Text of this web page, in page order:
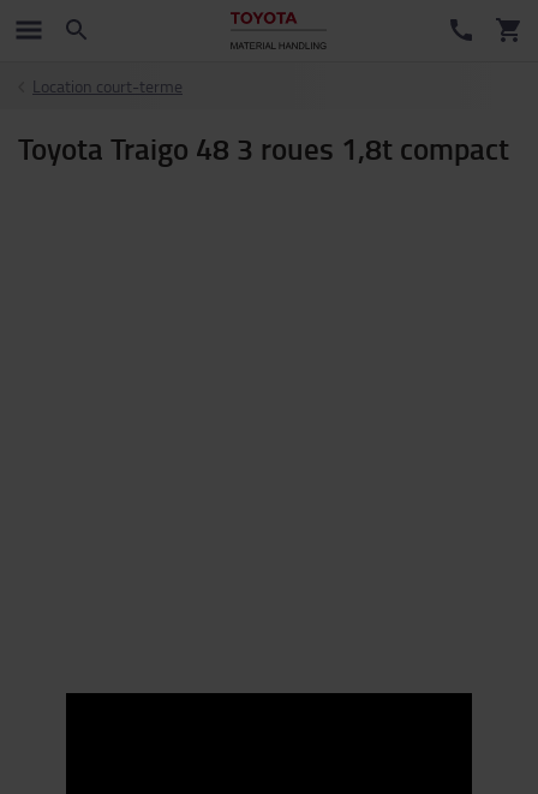
Location court-terme
Toyota Traigo 48 3 roues 1,8t compact